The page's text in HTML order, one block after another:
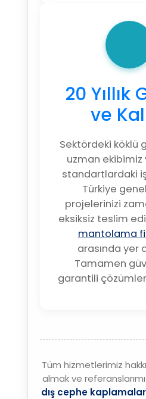
20 Yıllık
ve
Sektördeki köklü
uzman ekibimiz
standartlardaki
Türkiye
projelerinizi
eksiksiz teslim
mantolama
arasında yer
Tamamen
garantili
Tüm hizmetlerimiz
almak ve
dış cephe